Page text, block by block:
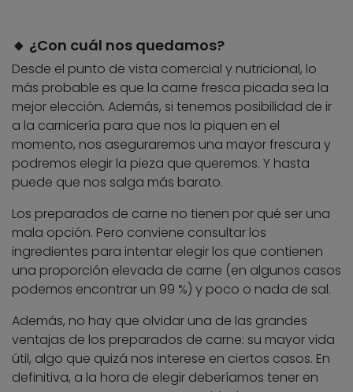
🔸 ¿Con cuál nos quedamos?
Desde el punto de vista comercial y nutricional, lo
más probable es que la carne fresca picada sea la
mejor elección. Además, si tenemos posibilidad de ir
a la carnicería para que nos la piquen en el
momento, nos aseguraremos una mayor frescura y
podremos elegir la pieza que queremos. Y hasta
puede que nos salga más barato.
Los preparados de carne no tienen por qué ser una
mala opción. Pero conviene consultar los
ingredientes para intentar elegir los que contienen
una proporción elevada de carne (en algunos casos
podemos encontrar un 99 %) y poco o nada de sal.
Además, no hay que olvidar una de las grandes
ventajas de los preparados de carne: su mayor vida
útil, algo que quizá nos interese en ciertos casos. En
definitiva, a la hora de elegir deberíamos tener en